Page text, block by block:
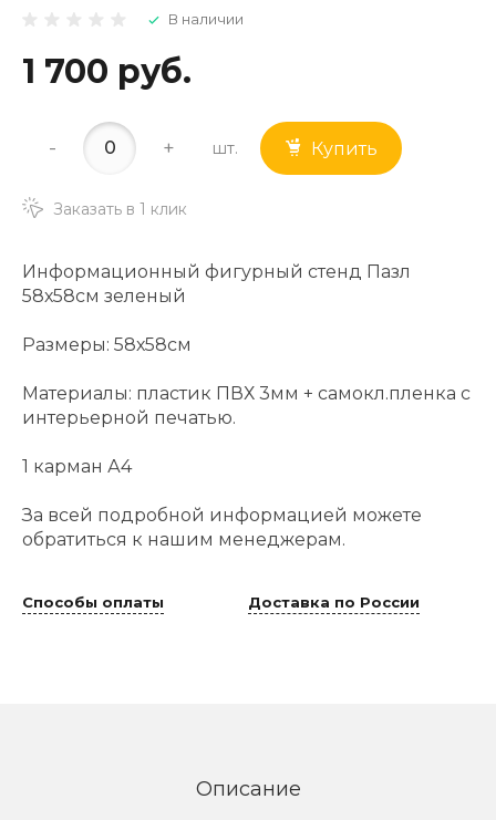
В наличии
1 700 руб.
- + шт. Купить
Заказать в 1 клик
Информационный фигурный стенд Пазл
58х58см зеленый
Размеры: 58х58см
Материалы: пластик ПВХ 3мм + самокл.пленка с
интерьерной печатью.
1 карман А4
За всей подробной информацией можете
обратиться к нашим менеджерам.
Способы оплаты Доставка по России
Описание